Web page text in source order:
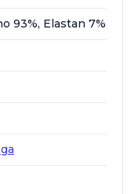
93%, Elastan 7%